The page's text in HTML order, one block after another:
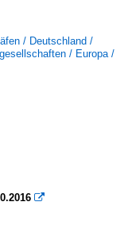
/ Deutschland /
/ Europa /
